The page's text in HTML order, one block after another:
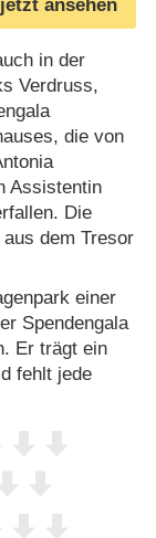
jetzt ansehen
in der
Verdruss,
die von
Assistentin
Die
dem Tresor
einer
Spendengala
Er trägt ein
fehlt jede